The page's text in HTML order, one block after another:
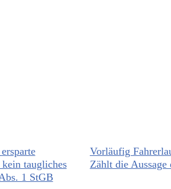
taugliches
1 StGB
Vorläufig
Zählt die Aussage